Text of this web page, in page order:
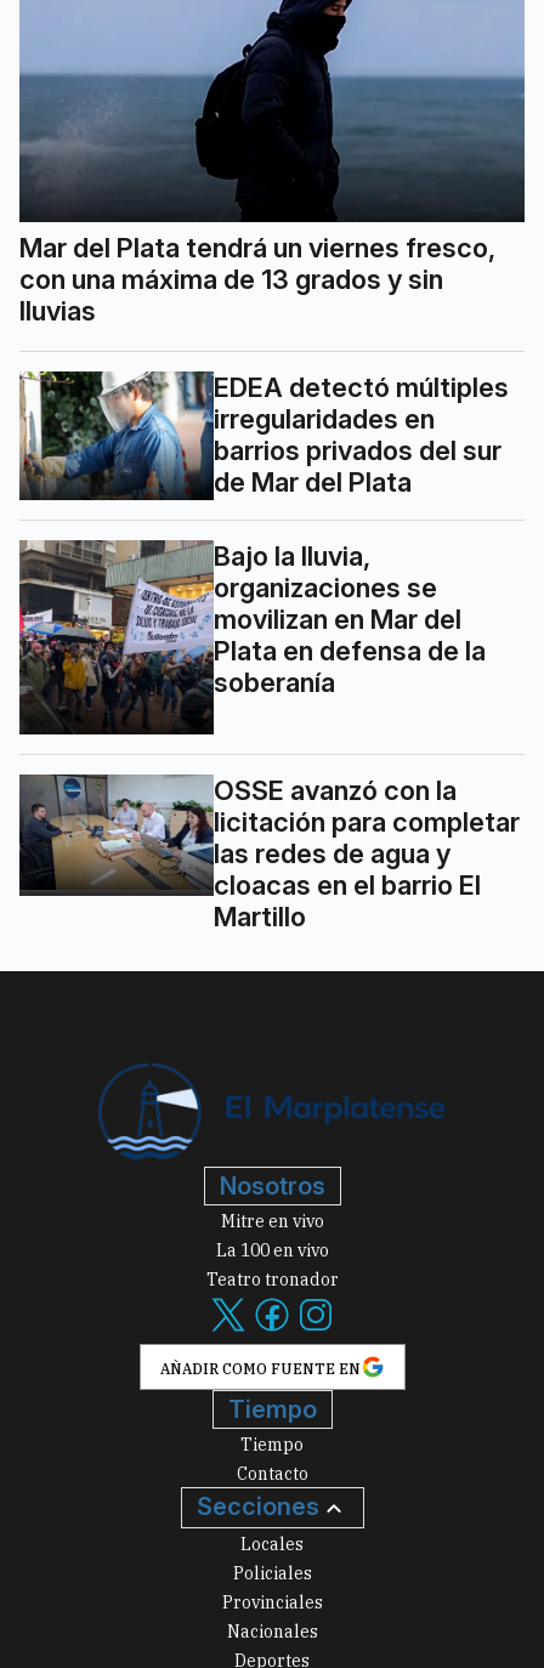
Mar del Plata tendrá un viernes fresco,
con una máxima de 13 grados y sin
lluvias
EDEA detectó múltiples
irregularidades en
barrios privados del sur
de Mar del Plata
Bajo la lluvia,
organizaciones se
movilizan en Mar del
Plata en defensa de la
soberanía
OSSE avanzó con la
licitación para completar
las redes de agua y
cloacas en el barrio El
Martillo
Nosotros
Mitre en vivo
La 100 en vivo
Teatro tronador
AÑADIR COMO FUENTE EN
Tiempo
Tiempo
Contacto
Secciones
Locales
Policiales
Provinciales
Nacionales
Deportes